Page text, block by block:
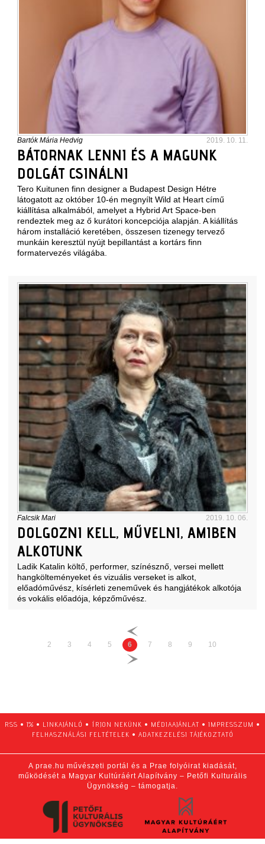
Bartók Mária Hedvig 2019. 10. 11.
BÁTORNAK LENNI ÉS A MAGUNK
DOLGÁT CSINÁLNI
Tero Kuitunen finn designer a Budapest Design Hétre
látogatott az október 10-én megnyílt Wild at Heart című
kiállítása alkalmából, amelyet a Hybrid Art Space-ben
rendeztek meg az ő kurátori koncepciója alapján. A kiállítás
három installáció keretében, összesen tizenegy tervező
munkáin keresztül nyújt bepillantást a kortárs finn
formatervezés világába.
Falcsik Mari 2019. 10. 06.
DOLGOZNI KELL, MŰVELNI, AMIBEN
ALKOTUNK
Ladik Katalin költő, performer, színésznő, versei mellett
hangkölteményeket és vizuális verseket is alkot,
előadóművész, kísérleti zeneművek és hangjátékok alkotója
és vokális előadója, képzőművész.
2 3 4 5 6 7 8 9 10
RSS • 1% • LINKAJÁNLÓ • ÍRJON NEKÜNK • MÉDIAAJÁNLAT • IMPRESSZUM •
FELHASZNÁLÁSI FELTÉTELEK • ADATKEZELÉSI TÁJÉKOZTATÓ
A prae.hu művészeti portál és a Prae folyóirat kiadását,
működését a Magyar Kultúráért Alapítvány – Petőfi Kulturális
Ügynökség – támogatja.